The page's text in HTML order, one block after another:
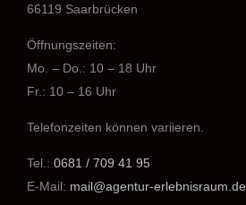
66119 Saarbrücken
Öffnungszeiten:
Mo. – Do.: 10 – 18 Uhr
Fr.: 10 – 16 Uhr
Telefonzeiten können variieren.
Tel.: 0681 / 709 41 95
E-Mail: mail@agentur-erlebnisraum.de